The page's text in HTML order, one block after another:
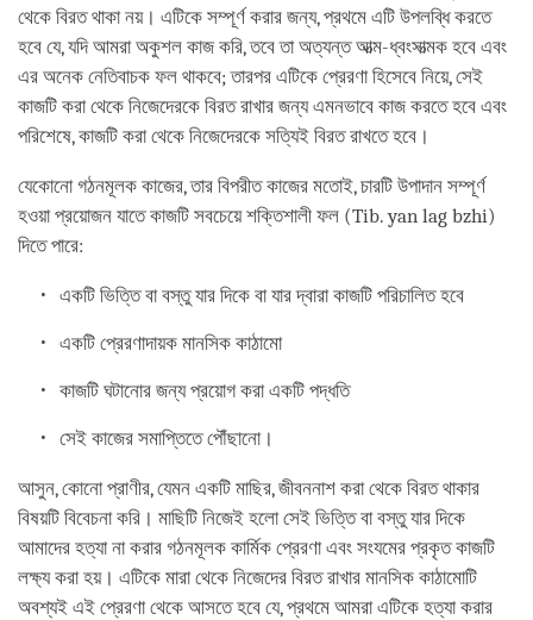
থেকে বিরত থাকা নয়। এটিকে সম্পূর্ণ করার জন্য, প্রথমে এটি উপলব্ধি করতে
হবে যে, যদি আমরা অকুশল কাজ করি, তবে তা অত্যন্ত আত্ম-ধ্বংসাত্মক হবে এবং
এর অনেক নেতিবাচক ফল থাকবে; তারপর এটিকে প্রেরণা হিসেবে নিয়ে, সেই
কাজটি করা থেকে নিজেদেরকে বিরত রাখার জন্য এমনভাবে কাজ করতে হবে এবং
পরিশেষে, কাজটি করা থেকে নিজেদেরকে সত্যিই বিরত রাখতে হবে।
যেকোনো গঠনমূলক কাজের, তার বিপরীত কাজের মতোই, চারটি উপাদান সম্পূর্ণ
হওয়া প্রয়োজন যাতে কাজটি সবচেয়ে শক্তিশালী ফল (Tib. yan lag bzhi)
দিতে পারে:
একটি ভিত্তি বা বস্তু যার দিকে বা যার দ্বারা কাজটি পরিচালিত হবে
একটি প্রেরণাদায়ক মানসিক কাঠামো
কাজটি ঘটানোর জন্য প্রয়োগ করা একটি পদ্ধতি
সেই কাজের সমাপ্তিতে পৌঁছানো।
আসুন, কোনো প্রাণীর, যেমন একটি মাছির, জীবননাশ করা থেকে বিরত থাকার
বিষয়টি বিবেচনা করি। মাছিটি নিজেই হলো সেই ভিত্তি বা বস্তু যার দিকে
আমাদের হত্যা না করার গঠনমূলক কার্মিক প্রেরণা এবং সংযমের প্রকৃত কাজটি
লক্ষ্য করা হয়। এটিকে মারা থেকে নিজেদের বিরত রাখার মানসিক কাঠামোটি
অবশ্যই এই প্রেরণা থেকে আসতে হবে যে, প্রথমে আমরা এটিকে হত্যা করার